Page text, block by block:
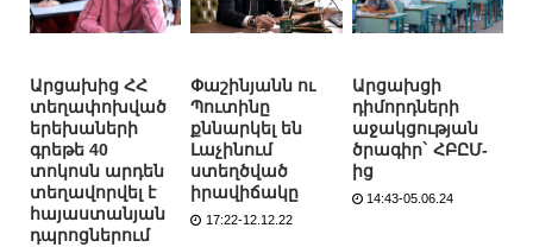
Արցախից ՀՀ
տեղափոխված
երեխաների
գրեթե 40
տոկոսն արդեն
տեղավորվել է
հայաստանյան
դպրոցներում
Փաշինյանն ու
Պուտինը
քննարկել են
Լաչինում
ստեղծված
իրավիճակը
17:22-12.12.22
Արցախցի
դիմորդների
աջակցության
ծրագիր` ՀԲԸՄ-
ից
14:43-05.06.24